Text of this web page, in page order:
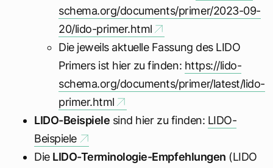
schema.org/documents/primer/2023-09-
20/lido-primer.html
Die jeweils aktuelle Fassung des LIDO
Primers ist hier zu finden: https://lido-
schema.org/documents/primer/latest/lido-
primer.html
LIDO-Beispiele sind hier zu finden: LIDO-
Beispiele
Die LIDO-Terminologie-Empfehlungen (LIDO